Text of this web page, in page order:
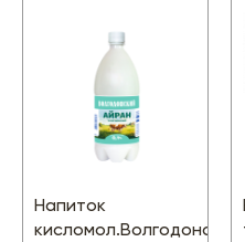
Напиток
кисломол.Волгодонский